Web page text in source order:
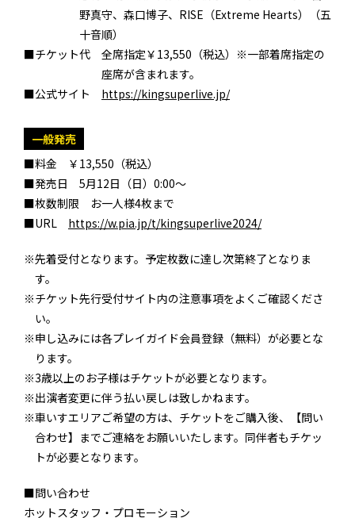
野真守、森口博子、RISE（Extreme Hearts）（五
十音順）
■チケット代 全席指定￥13,550（税込）※一部着席指定の
座席が含まれます。
■公式サイト https://kingsuperlive.jp/
一般発売
■料金 ￥13,550（税込）
■発売日 5月12日（日）0:00～
■枚数制限 お一人様4枚まで
■URL https://w.pia.jp/t/kingsuperlive2024/
※先着受付となります。予定枚数に達し次第終了となりま
す。
※チケット先行受付サイト内の注意事項をよくご確認くださ
い。
※申し込みには各プレイガイド会員登録（無料）が必要とな
ります。
※3歳以上のお子様はチケットが必要となります。
※出演者変更に伴う払い戻しは致しかねます。
※車いすエリアご希望の方は、チケットをご購入後、【問い
合わせ】までご連絡をお願いいたします。同伴者もチケッ
トが必要となります。
■問い合わせ
ホットスタッフ・プロモーション